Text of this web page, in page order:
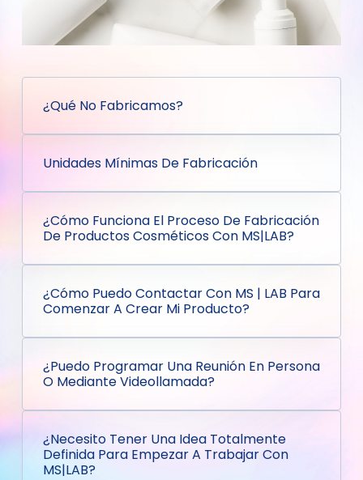
¿Qué No Fabricamos?
Unidades Mínimas De Fabricación
¿Cómo Funciona El Proceso De Fabricación
De Productos Cosméticos Con MS|LAB?
¿Cómo Puedo Contactar Con MS | LAB Para
Comenzar A Crear Mi Producto?
¿Puedo Programar Una Reunión En Persona
O Mediante Videollamada?
¿Necesito Tener Una Idea Totalmente
Definida Para Empezar A Trabajar Con
MS|LAB?